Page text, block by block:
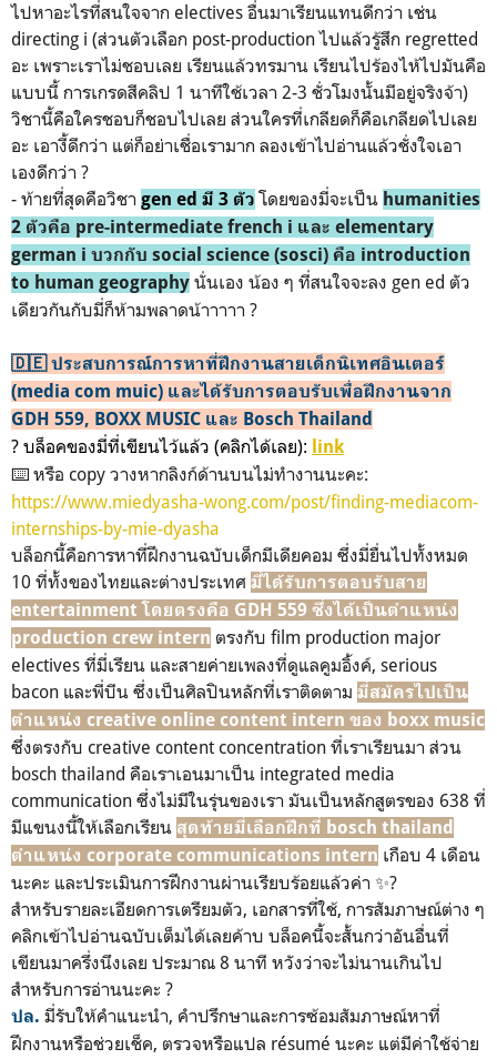
ไปหาอะไรที่สนใจจาก electives อื่นมาเรียนแทนดีกว่า เช่น
directing i (ส่วนตัวเลือก post-production ไปแล้วรู้สึก regretted
อะ เพราะเราไม่ชอบเลย เรียนแล้วทรมาน เรียนไปร้องไห้ไปมันคือ
แบบนี้ การเกรดสีคลิป 1 นาทีใช้เวลา 2-3 ชั่วโมงนั้นมีอยู่จริงจ้า)
วิชานี้คือใครชอบก็ชอบไปเลย ส่วนใครที่เกลียดก็คือเกลียดไปเลย
อะ เอางี้ดีกว่า แต่ก็อย่าเชื่อเรามาก ลองเข้าไปอ่านแล้วชั่งใจเอา
เองดีกว่า ?
- ท้ายที่สุดคือวิชา gen ed มี 3 ตัว โดยของมี่จะเป็น humanities
2 ตัวคือ pre-intermediate french i และ elementary
german i บวกกับ social science (sosci) คือ introduction
to human geography นั่นเอง น้อง ๆ ที่สนใจจะลง gen ed ตัว
เดียวกันกับมี่ก็ห้ามพลาดน้าาาาา ?
🇩🇪 ประสบการณ์การหาที่ฝึกงานสายเด็กนิเทศอินเตอร์
(media com muic) และได้รับการตอบรับเพื่อฝึกงานจาก
GDH 559, BOXX MUSIC และ Bosch Thailand
? บล็อคของมี่ที่เขียนไว้แล้ว (คลิกได้เลย): link
⌨️ หรือ copy วางหากลิงก์ด้านบนไม่ทำงานนะคะ:
https://www.miedyasha-wong.com/post/finding-mediacom-
internships-by-mie-dyasha
บล็อกนี้คือการหาที่ฝึกงานฉบับเด็กมีเดียคอม ซึ่งมี่ยื่นไปทั้งหมด
10 ที่ทั้งของไทยและต่างประเทศ มี่ได้รับการตอบรับสาย
entertainment โดยตรงคือ GDH 559 ซึ่งได้เป็นตำแหน่ง
production crew intern ตรงกับ film production major
electives ที่มี่เรียน และสายค่ายเพลงที่ดูแลคูมอิ้งค์, serious
bacon และพี่บีน ซึ่งเป็นศิลปินหลักที่เราติดตาม มี่สมัครไปเป็น
ตำแหน่ง creative online content intern ของ boxx music
ซึ่งตรงกับ creative content concentration ที่เราเรียนมา ส่วน
bosch thailand คือเราเอนมาเป็น integrated media
communication ซึ่งไม่มีในรุ่นของเรา มันเป็นหลักสูตรของ 638 ที่
มีแขนงนี้ให้เลือกเรียน สุดท้ายมี่เลือกฝึกที่ bosch thailand
ตำแหน่ง corporate communications intern เกือบ 4 เดือน
นะคะ และประเมินการฝึกงานผ่านเรียบร้อยแล้วค่า ✨?
สำหรับรายละเอียดการเตรียมตัว, เอกสารที่ใช้, การสัมภาษณ์ต่าง ๆ
คลิกเข้าไปอ่านฉบับเต็มได้เลยค้าบ บล็อคนี้จะสั้นกว่าอันอื่นที่
เขียนมาครึ่งนึงเลย ประมาณ 8 นาที หวังว่าจะไม่นานเกินไป
สำหรับการอ่านนะคะ ?
ปล. มี่รับให้คำแนะนำ, คำปรึกษาและการซ้อมสัมภาษณ์หาที่
ฝึกงานหรือช่วยเช็ค, ตรวจหรือแปล résumé นะคะ แต่มีค่าใช้จ่าย